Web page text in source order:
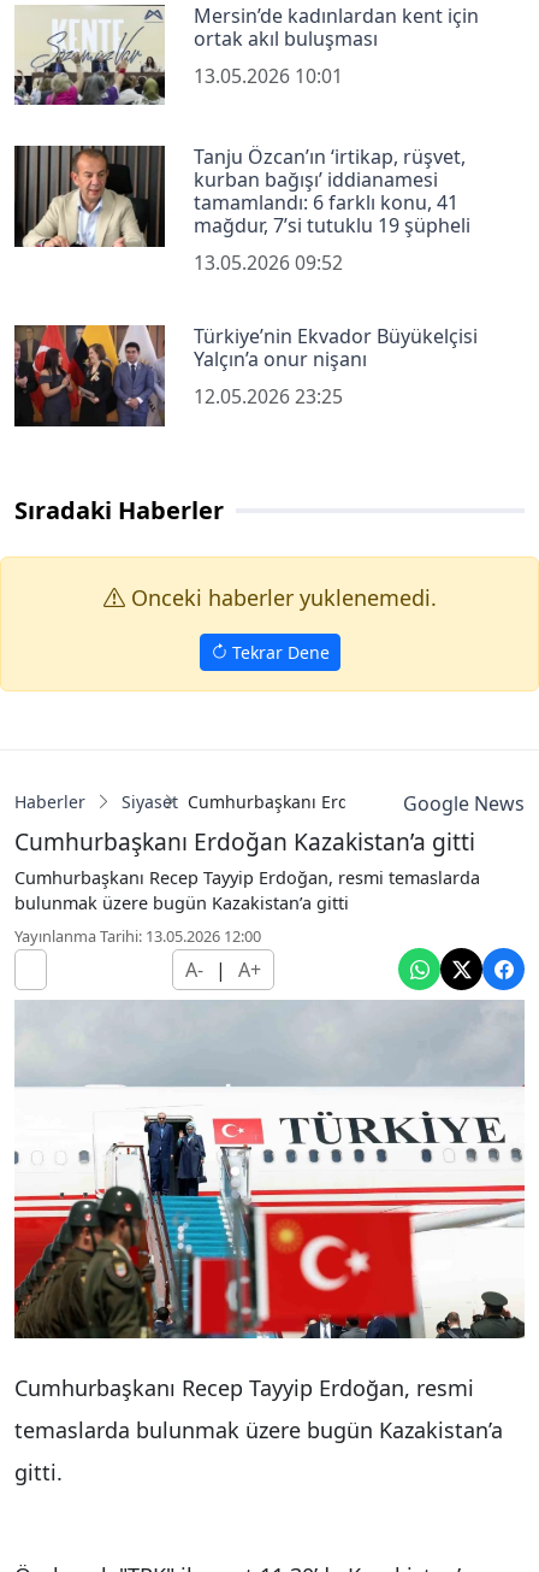
Mersin’de kadınlardan kent için
ortak akıl buluşması
13.05.2026 10:01
Tanju Özcan’ın ‘irtikap, rüşvet,
kurban bağışı’ iddianamesi
tamamlandı: 6 farklı konu, 41
mağdur, 7’si tutuklu 19 şüpheli
13.05.2026 09:52
Türkiye’nin Ekvador Büyükelçisi
Yalçın’a onur nişanı
12.05.2026 23:25
Sıradaki Haberler
Onceki haberler yuklenemedi.
Tekrar Dene
Haberler Siyaset Cumhurbaşkanı Erdoğan Kazakistan’a gitti
Google News
Cumhurbaşkanı Erdoğan Kazakistan’a gitti
Cumhurbaşkanı Recep Tayyip Erdoğan, resmi temaslarda
bulunmak üzere bugün Kazakistan’a gitti
Yayınlanma Tarihi: 13.05.2026 12:00
A- | A+
Cumhurbaşkanı Recep Tayyip Erdoğan, resmi
temaslarda bulunmak üzere bugün Kazakistan’a
gitti.